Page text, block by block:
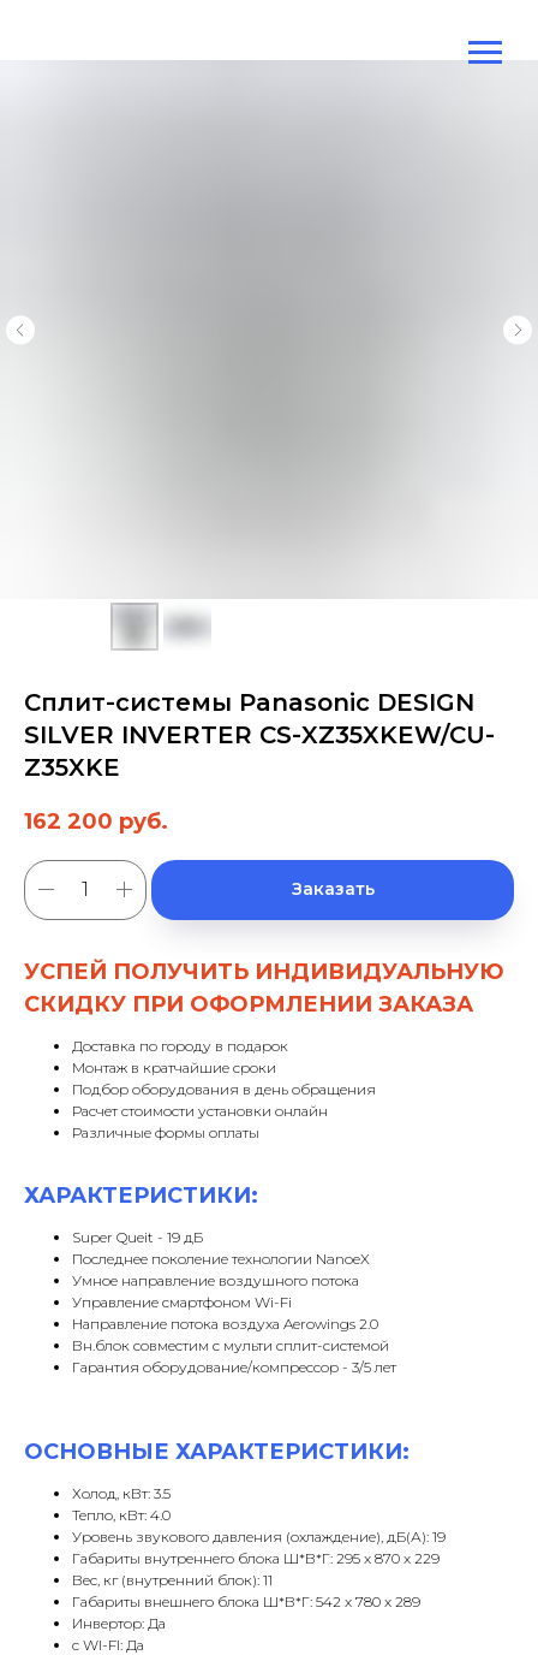
Сплит-системы Panasonic DESIGN
SILVER INVERTER CS-XZ35XKEW/CU-
Z35XKE
162 200 руб.
Заказать
УСПЕЙ ПОЛУЧИТЬ ИНДИВИДУАЛЬНУЮ
СКИДКУ ПРИ ОФОРМЛЕНИИ ЗАКАЗА
Доставка по городу в подарок
Монтаж в кратчайшие сроки
Подбор оборудования в день обращения
Расчет стоимости установки онлайн
Различные формы оплаты
ХАРАКТЕРИСТИКИ:
Super Queit - 19 дБ
Последнее поколение технологии NanoeX
Умное направление воздушного потока
Управление смартфоном Wi-Fi
Направление потока воздуха Aerowings 2.0
Вн.блок совместим с мульти сплит-системой
Гарантия оборудование/компрессор - 3/5 лет
ОСНОВНЫЕ ХАРАКТЕРИСТИКИ:
Холод, кВт: 3.5
Тепло, кВт: 4.0
Уровень звукового давления (охлаждение), дБ(А): 19
Габариты внутреннего блока Ш*В*Г: 295 x 870 x 229
Вес, кг (внутренний блок): 11
Габариты внешнего блока Ш*В*Г: 542 x 780 x 289
Инвертор: Да
с WI-FI: Да